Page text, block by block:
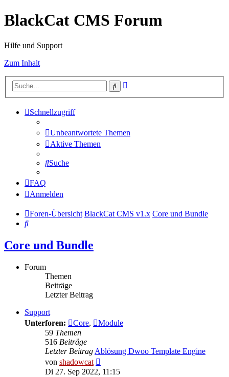
BlackCat CMS Forum
Hilfe und Support
Zum Inhalt
Suche
Schnellzugriff
Unbeantwortete Themen
Aktive Themen
Suche
FAQ
Anmelden
Foren-Übersicht BlackCat CMS v1.x Core und Bundle
Suche
Core und Bundle
Forum
Themen
Beiträge
Letzter Beitrag
Support
Unterforen:
Core,
Module
59 Themen
516 Beiträge
Letzter Beitrag Ablösung Dwoo Template Engine
von shadowcat
Beitrag
Di 27. Sep 2022, 11:15